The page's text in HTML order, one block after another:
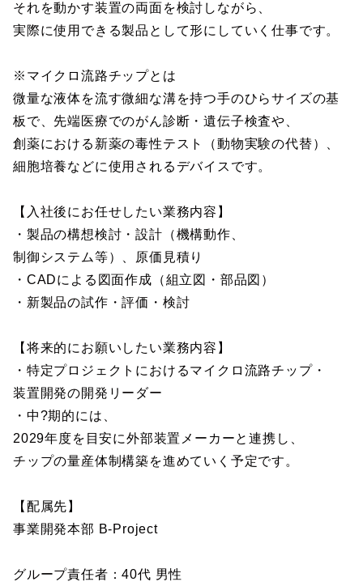
それを動かす装置の両面を検討しながら、
実際に使用できる製品として形にしていく仕事です。
※マイクロ流路チップとは
微量な液体を流す微細な溝を持つ手のひらサイズの基
板で、先端医療でのがん診断・遺伝子検査や、
創薬における新薬の毒性テスト（動物実験の代替）、
細胞培養などに使用されるデバイスです。
【入社後にお任せしたい業務内容】
・製品の構想検討・設計（機構動作、
制御システム等）、原価見積り
・CADによる図面作成（組立図・部品図）
・新製品の試作・評価・検討
【将来的にお願いしたい業務内容】
・特定プロジェクトにおけるマイクロ流路チップ・
装置開発の開発リーダー
・中?期的には、
2029年度を目安に外部装置メーカーと連携し、
チップの量産体制構築を進めていく予定です。
【配属先】
事業開発本部 B-Project
グループ責任者：40代 男性